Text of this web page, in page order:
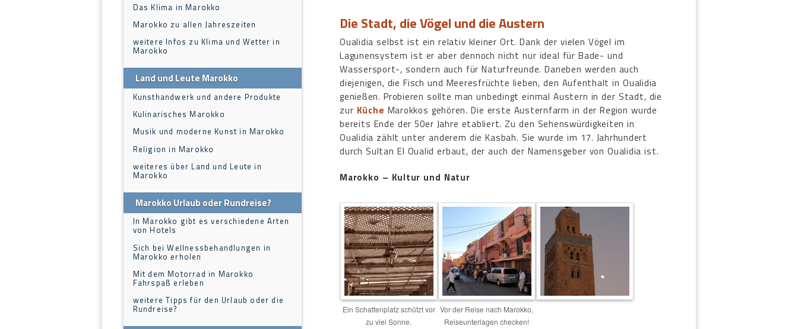
Die Stadt, die Vögel und die Austern
Oualidia selbst ist ein relativ kleiner Ort. Dank der vielen Vögel im
Lagunensystem ist er aber dennoch nicht nur ideal für Bade- und
Wassersport-, sondern auch für Naturfreunde. Daneben werden auch
diejenigen, die Fisch und Meeresfrüchte lieben, den Aufenthalt in Oualidia
genießen. Probieren sollte man unbedingt einmal Austern in der Stadt, die
zur Küche Marokkos gehören. Die erste Austernfarm in der Region wurde
bereits Ende der 50er Jahre etabliert. Zu den Sehenswürdigkeiten in
Oualidia zählt unter anderem die Kasbah. Sie wurde im 17. Jahrhundert
durch Sultan El Oualid erbaut, der auch der Namensgeber von Oualidia ist.
Marokko – Kultur und Natur
Ein Schattenplatz schützt vor
zu viel Sonne.
Vor der Reise nach Marokko,
Reiseunterlagen checken!
Das Klima in Marokko
Marokko zu allen Jahreszeiten
weitere Infos zu Klima und Wetter in
Marokko
Land und Leute Marokko
Kunsthandwerk und andere Produkte
Kulinarisches Marokko
Musik und moderne Kunst in Marokko
Religion in Marokko
weiteres über Land und Leute in
Marokko
Marokko Urlaub oder Rundreise?
In Marokko gibt es verschiedene Arten
von Hotels
Sich bei Wellnessbehandlungen in
Marokko erholen
Mit dem Motorrad in Marokko
Fahrspaß erleben
weitere Tipps für den Urlaub oder die
Rundreise?